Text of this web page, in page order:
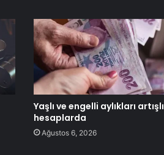
Yaşlı ve engelli aylıkları artışlı
hesaplarda
Ağustos 6, 2026